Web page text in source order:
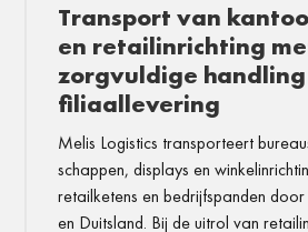
Transport van
en retailinrichting
zorgvuldige
filiaallevering
Melis Logistics transporteert
schappen, displays en
retailketens en bedrijfspanden
en Duitsland. Bij de uitrol van